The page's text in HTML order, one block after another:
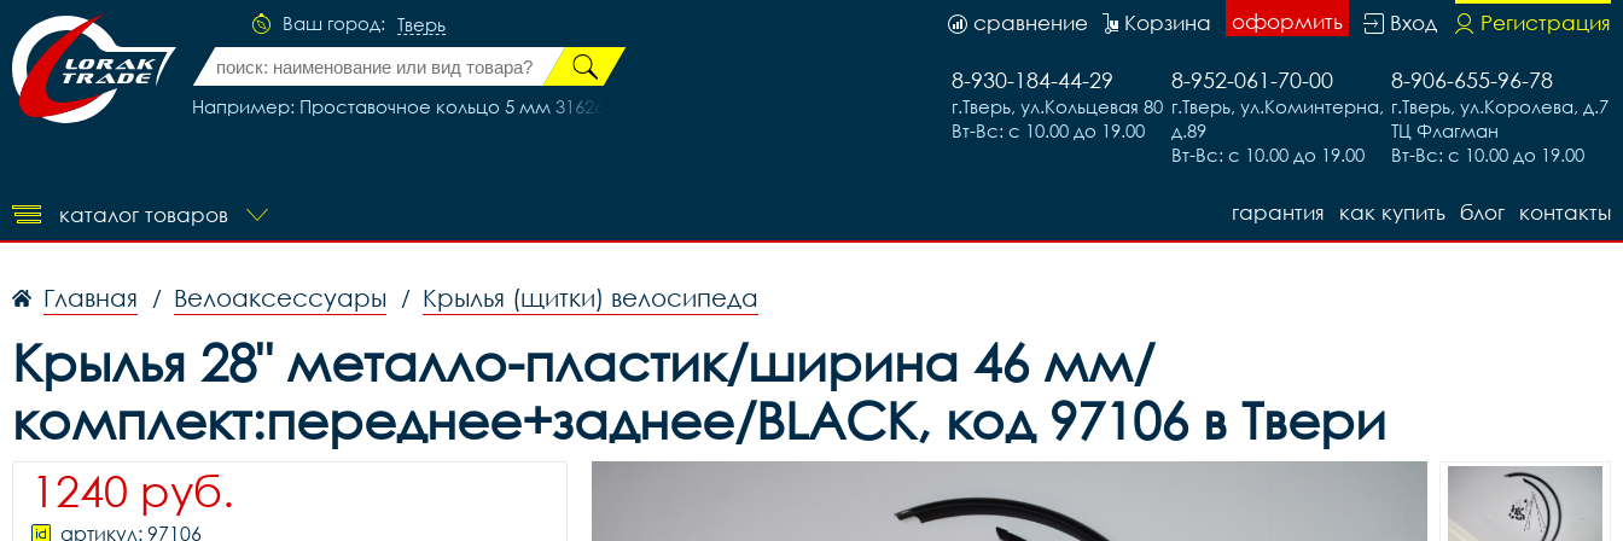
Ваш город: Тверь
Например: Проставочное кольцо 5 мм 3162656-1, код 99930
Регистрация
Вход
оформить
Корзина
сравнение
8-906-655-96-78
г.Тверь, ул.Королева, д.7
ТЦ Флагман
Вт-Вс: с 10.00 до 19.00
8-952-061-70-00
г.Тверь, ул.Коминтерна,
д.89
Вт-Вс: с 10.00 до 19.00
8-930-184-44-29
г.Тверь, ул.Кольцевая 80
Вт-Вс: с 10.00 до 19.00
каталог товаров контакты
блог
как купить
гарантия
Главная / Велоаксессуары / Крылья (щитки) велосипеда
Крылья 28" металло-пластик/ширина 46 мм/
комплект:переднее+заднее/BLACK, код 97106 в Твери
1240 руб.
артикул: 97106